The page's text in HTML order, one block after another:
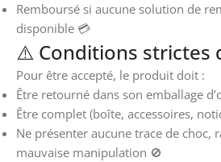
Remboursé si aucune solution de
disponible 💳
⚠️ Conditions strictes
Pour être accepté, le produit doit :
Être retourné dans son emballage
Être complet (boîte, accessoires,
Ne présenter aucune trace de choc,
mauvaise manipulation 🚫